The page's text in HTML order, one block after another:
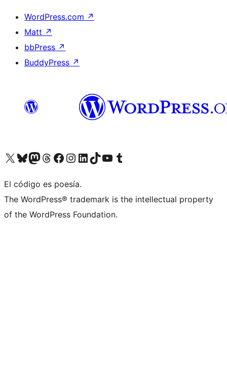
WordPress.com ↗
Matt ↗
bbPress ↗
BuddyPress ↗
Visit our X (formerly Twitter) account
Visit our Bluesky account
Visit our Mastodon account
Visit our Threads account
Visit our Facebook page
Visit our Instagram account
Visit our LinkedIn account
Visit our TikTok account
Visit our YouTube channel
Visit our Tumblr account
El código es poesía.
The WordPress® trademark is the intellectual property
of the WordPress Foundation.